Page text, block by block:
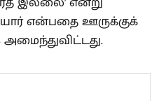
என்பதை ஊருக்குக்